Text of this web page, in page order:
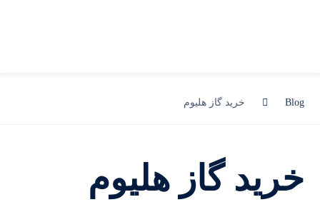
Blog خرید گاز هلیوم
خرید گاز هلیوم